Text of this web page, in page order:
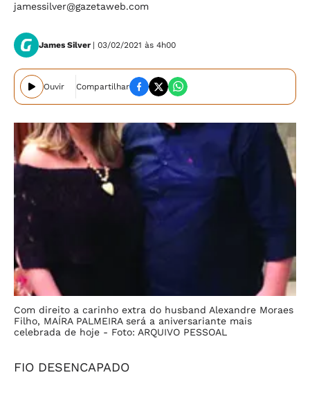
jamessilver@gazetaweb.com
James Silver | 03/02/2021 às 4h00
Ouvir Compartilhar
Com direito a carinho extra do husband Alexandre Moraes
Filho, MAÍRA PALMEIRA será a aniversariante mais
celebrada de hoje - Foto: ARQUIVO PESSOAL
FIO DESENCAPADO